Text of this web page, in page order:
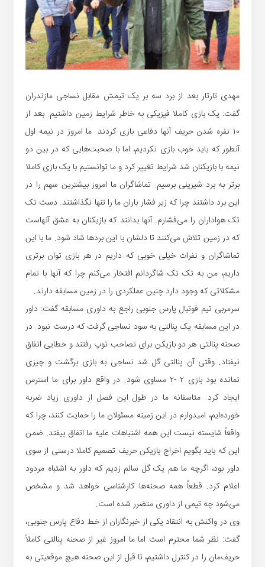
مهدی تارتار بعد از برد سه بر یک تیمش مقابل نساجی مازندران
گفت: یک بازی کاملا فیزیکی به خاطر شرایط زمین داشتیم. بعد از
۱۰ نفره شدن حریف آنها دفاعی بازی کردند. ما امروز در نیمه اول
آنطور که باید خوب بازی نکردیم، اما با صحبت‌هایی که در بین دو
نیمه با بازیکنان شد شرایط تغییر کرد و ما توانستیم با یک بازی کاملا
برتر به برد شیرینی برسیم. تماشاگران ما امروز بیشترین سهم را در
این برد داشتند چرا که زیر فشار باران ما را تنها نگذاشتند. دست تک
تک هواداران را می‌فشارم. آنها بدانند که بازیکنان به عشق آنهاست
که در زمین تلاش می‌کنند تا دلشان با این بردها شاد شود. ما با این
تماشاگران و نفرات خیلی خوبی که داریم در هر بازی توان برتری
داریم، من به تک تک شاگردانم افتخار می‌کنم چرا که آنها با تمام
مشکلاتی که وجود دارد چنین عملکردی را در زمین مسابقه دارند.
سرمربی تیم فوتبال پارس جنوبی راجع به داوری مسابقه گفت: داور
در این مسابقه یک پنالتی به سود نساجی گرفت که درست نبود. در
صحنه پنالتی هر دو بازیکن برای تصاحب توپ رفتند و خطایی اتفاق
نیفتاد. وقتی آن پنالتی گل شد نساجی به بازی برگشت و چیزی
نمانده بود بازی ۲ -۲ مساوی شود. در واقع داور برای ما استرس
ایجاد کرد. متاسفانه ما در طول این فصل از داوری زیاد ضربه
خورده‌ایم، امیدوارم در این زمینه مسئولان ما را حمایت کنند، چرا که
واقعاً شایسته نیست این همه اشتباهات علیه ما اتفاق بیفتد. ضمن
این که باید بگویم اخراج بازیکن حریف تصمیم کاملا درستی از سوی
داور بود، اگرچه ما هم یک گل سالم زدیم که داور به اشتباه مردود
اعلام کرد. قطعاً همه صحنه‌ها کارشناسی خواهد شد و مشخص
می‌شود چه تیمی از داوری متضرر شده است.
وی در واکنش به انتقاد یکی از خبرنگاران از خط دفاع پارس جنوبی،
گفت: نظر شما محترم است اما ما امروز غیر از صحنه پنالتی کاملاً
حریف‌مان را در کنترل داشتیم، تا قبل از این صحنه هیچ موقعیتی به